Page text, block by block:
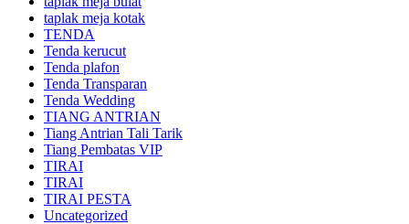
taplak meja kotak
TENDA
Tenda kerucut
Tenda plafon
Tenda Transparan
Tenda Wedding
TIANG ANTRIAN
Tiang Antrian Tali Tarik
Tiang Pembatas VIP
TIRAI
TIRAI
TIRAI PESTA
Uncategorized